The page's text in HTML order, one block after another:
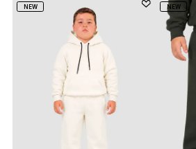
NEW NEW